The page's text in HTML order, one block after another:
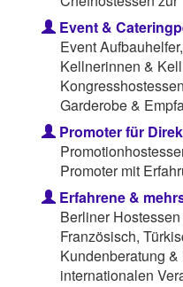
Event &
Event
Kellnerinnen &
Garderobe &
Promoter für
Promoter mit
Erfahrene &
Berliner
Französisch,
Kundenberatung
internationalen